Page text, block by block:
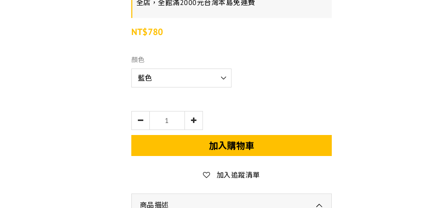
全店，全館滿2000元台灣本島免運費
NT$780
顏色
加入購物車
加入追蹤清單
商品描述